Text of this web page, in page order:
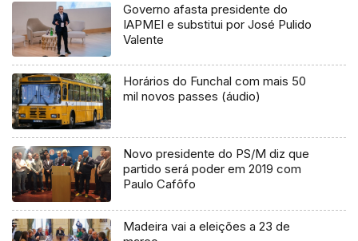
Governo afasta presidente do
IAPMEI e substitui por José Pulido
Valente
Horários do Funchal com mais 50
mil novos passes (áudio)
Novo presidente do PS/M diz que
partido será poder em 2019 com
Paulo Cafôfo
Madeira vai a eleições a 23 de